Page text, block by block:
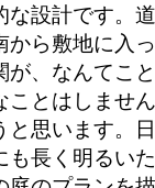
な設計です。
から敷地に入
が、なんてこ
ことはしませ
と思います。
も長く明るい